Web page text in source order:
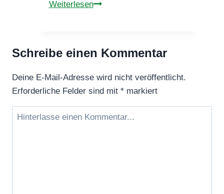
WeiterlesenOolong
Schreibe einen Kommentar
Deine E-Mail-Adresse wird nicht veröffentlicht.
Erforderliche Felder sind mit * markiert